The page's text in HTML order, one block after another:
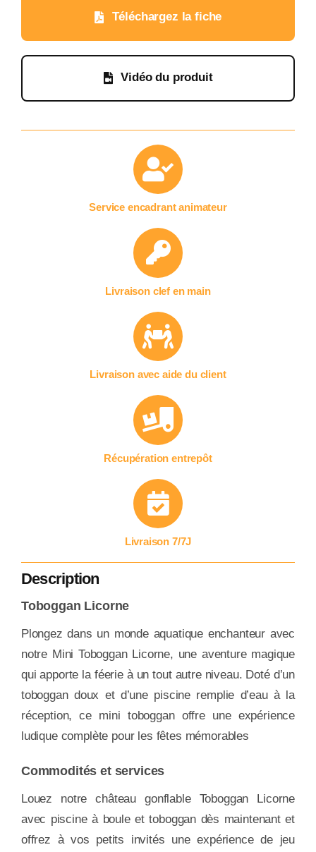
Téléchargez la fiche
Vidéo du produit
Service encadrant animateur
Livraison clef en main
Livraison avec aide du client
Récupération entrepôt
Livraison 7/7J
Description
Toboggan Licorne
Plongez dans un monde aquatique enchanteur avec
notre Mini Toboggan Licorne, une aventure magique
qui apporte la féerie à un tout autre niveau. Doté d’un
toboggan doux et d’une piscine remplie d’eau à la
réception, ce mini toboggan offre une expérience
ludique complète pour les fêtes mémorables
Commodités et services
Louez notre château gonflable Toboggan Licorne
avec piscine à boule et toboggan dès maintenant et
offrez à vos petits invités une expérience de jeu